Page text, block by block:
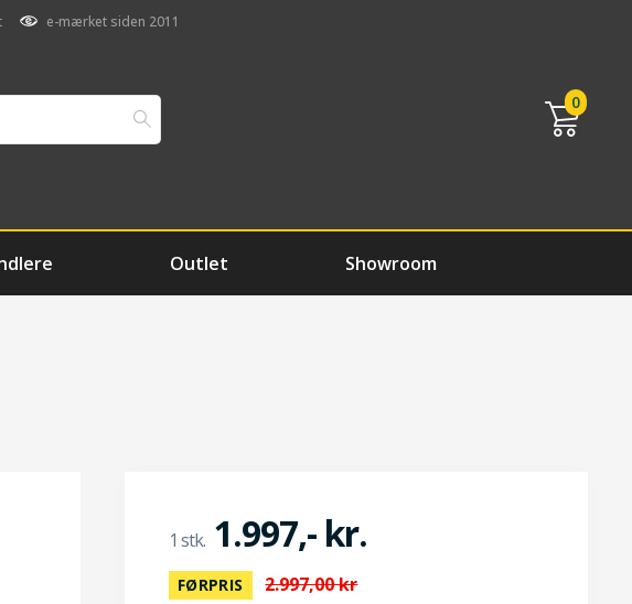
e-mærket siden 2011
0
Outlet Showroom
1.997,- kr.
FØRPRIS 2.997,00 kr